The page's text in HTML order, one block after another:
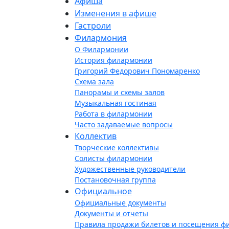
Изменения в афише
Гастроли
Филармония
О Филармонии
История филармонии
Григорий Федорович Пономаренко
Схема зала
Панорамы и схемы залов
Музыкальная гостиная
Работа в филармонии
Часто задаваемые вопросы
Коллектив
Творческие коллективы
Солисты филармонии
Художественные руководители
Постановочная группа
Официальное
Официальные документы
Документы и отчеты
Правила продажи билетов и посещения